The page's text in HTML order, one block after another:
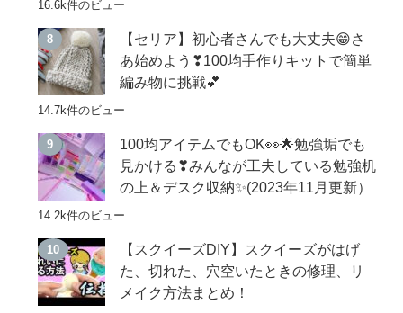
16.6k件のビュー
【セリア】初心者さんでも大丈夫😁さ
あ始めよう❣100均手作りキットで簡単
編み物に挑戦💕
14.7k件のビュー
100均アイテムでもOK👀🌟勉強垢でも
見かける❣みんなが工夫している勉強机
の上＆デスク収納✨(2023年11月更新）
14.2k件のビュー
【スクイーズDIY】スクイーズがはげ
た、切れた、穴空いたときの修理、リ
メイク方法まとめ！